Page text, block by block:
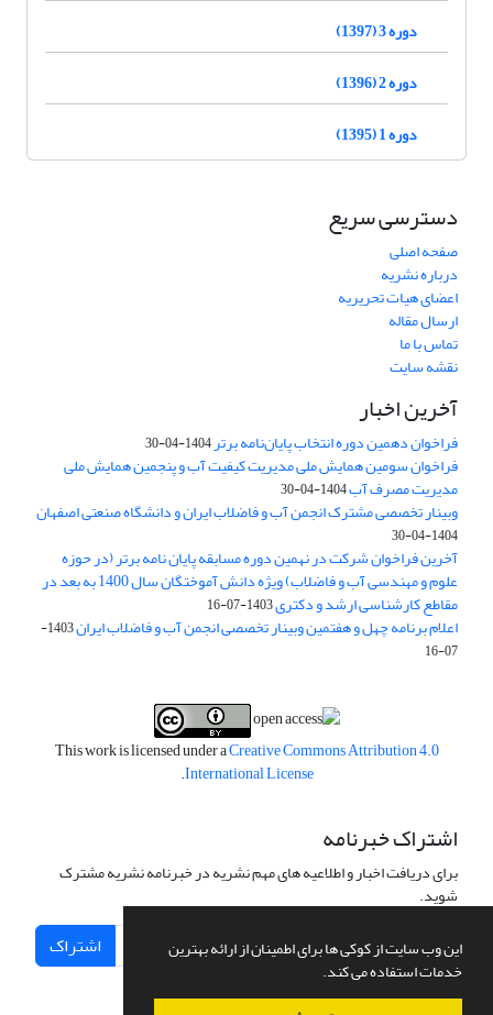
این وب سایت از کوکی ها برای اطمینان از ارائه بهترین
خدمات استفاده می کند.
دوره 3 (1397)
دوره 2 (1396)
دوره 1 (1395)
دسترسی سریع
صفحه اصلی
درباره نشریه
اعضای هیات تحریریه
ارسال مقاله
تماس با ما
نقشه سایت
آخرین اخبار
فراخوان دهمین دوره انتخاب پایان‌نامه برتر1404-04-30
فراخوان سومین همایش ملی مدیریت کیفیت آب و پنجمین همایش ملی
مدیریت مصرف آب1404-04-30
وبینار تخصصی مشترک انجمن آب و فاضلاب ایران و دانشگاه صنعتی اصفهان
1404-04-30
آخرین فراخوان شرکت در نهمین دوره مسابقه پایان نامه برتر (در حوزه
علوم و مهندسی آب و فاضلاب) ویژه دانش آموختگان سال 1400 به بعد در
مقاطع کارشناسی ارشد و دکتری1403-07-16
اعلام برنامه چهل و هفتمین وبینار تخصصی انجمن آب و فاضلاب ایران
1403-
07-16
This work is licensed under aCreative Commons Attribution 4.0
International License
.
اشتراک خبرنامه
برای دریافت اخبار و اطلاعیه های مهم نشریه در خبرنامه نشریه مشترک
شوید.
اشتراک